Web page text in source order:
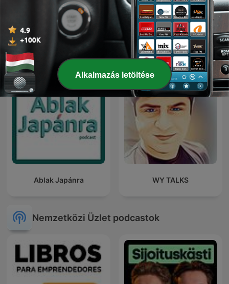
Saját Tőke Podcast
Önjáróbb Vállalkozás
Podcast
Ablak Japánra WY TALKS
Nemzetközi Üzlet podcastok
Alkalmazás letöltése